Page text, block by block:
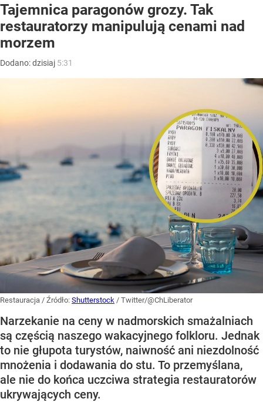
Tajemnica paragonów grozy. Tak
restauratorzy manipulują cenami nad
morzem
Dodano:dzisiaj 5:31
Restauracja / Źródło: Shutterstock / Twitter/@ChLiberator
Narzekanie na ceny w nadmorskich smażalniach
są częścią naszego wakacyjnego folkloru. Jednak
to nie głupota turystów, naiwność ani niezdolność
mnożenia i dodawania do stu. To przemyślana,
ale nie do końca uczciwa strategia restauratorów
ukrywających ceny.